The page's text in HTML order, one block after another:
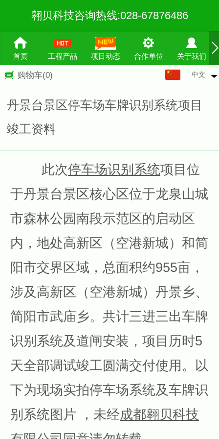
翱贝科技咨询热线:028-67876486
首页 工程产品 项目动态 合作单位 关于我们
购物车(0) 中文
丹景台景区停车场车牌识别系统项目
竣工资料
此次停车场识别系统项目位
于丹景台景区核心区位于龙泉山城
市森林公园南段示范区的启动区
内，地处高新区（空港新城）和简
阳市交界区域，总面积约955亩，
涉及高新区（空港新城）丹景乡、
简阳市武庙乡。共计三进三出车牌
识别系统及道闸安装，项目历时5
天全部调试竣工圆满交付使用。以
下为现场实拍停车场系统及车牌识
别系统图片 ，未经成都翱贝科技